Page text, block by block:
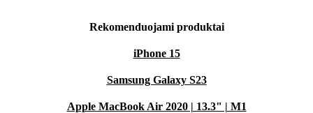
Rekomenduojami produktai
iPhone 15
Samsung Galaxy S23
Apple MacBook Air 2020 | 13.3" | M1